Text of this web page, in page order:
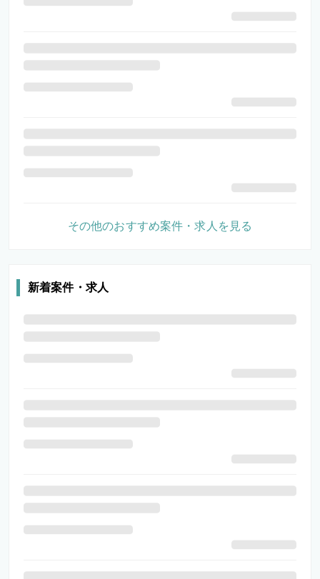
その他のおすすめ案件・求人を見る
新着案件・求人